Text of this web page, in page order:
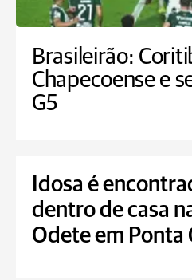
Brasileirão:
Chapecoense e
G5
Idosa é
dentro de casa
Odete em Ponta